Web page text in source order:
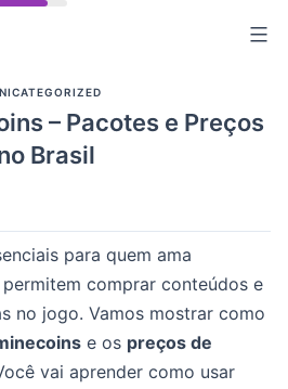
– Pacotes e Preços
Brasil
para quem ama
permitem comprar conteúdos e
no jogo. Vamos mostrar como
e os preços de
vai aprender como usar